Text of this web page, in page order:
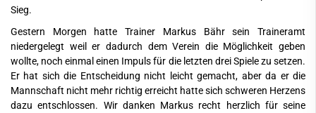
Sieg.
Gestern Morgen hatte Trainer Markus Bähr sein Traineramt
niedergelegt weil er dadurch dem Verein die Möglichkeit geben
wollte, noch einmal einen Impuls für die letzten drei Spiele zu setzen.
Er hat sich die Entscheidung nicht leicht gemacht, aber da er die
Mannschaft nicht mehr richtig erreicht hatte sich schweren Herzens
dazu entschlossen. Wir danken Markus recht herzlich für seine